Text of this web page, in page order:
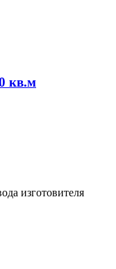
кв.м
изготовителя